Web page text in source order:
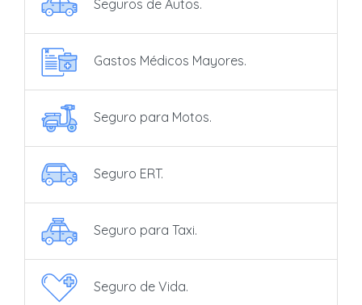
Seguros de Autos.
Gastos Médicos Mayores.
Seguro para Motos.
Seguro ERT.
Seguro para Taxi.
Seguro de Vida.